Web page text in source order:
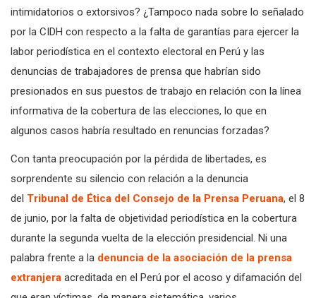
intimidatorios o extorsivos? ¿Tampoco nada sobre lo señalado
por la CIDH con respecto a la falta de garantías para ejercer la
labor periodística en el contexto electoral en Perú y las
denuncias de trabajadores de prensa que habrían sido
presionados en sus puestos de trabajo en relación con la línea
informativa de la cobertura de las elecciones, lo que en
algunos casos habría resultado en renuncias forzadas?
Con tanta preocupación por la pérdida de libertades, es
sorprendente su silencio con relación a la denuncia
del Tribunal de Ética del Consejo de la Prensa Peruana, el 8
de junio, por la falta de objetividad periodística en la cobertura
durante la segunda vuelta de la elección presidencial. Ni una
palabra frente a la denuncia de la asociación de la prensa
extranjera acreditada en el Perú por el acoso y difamación del